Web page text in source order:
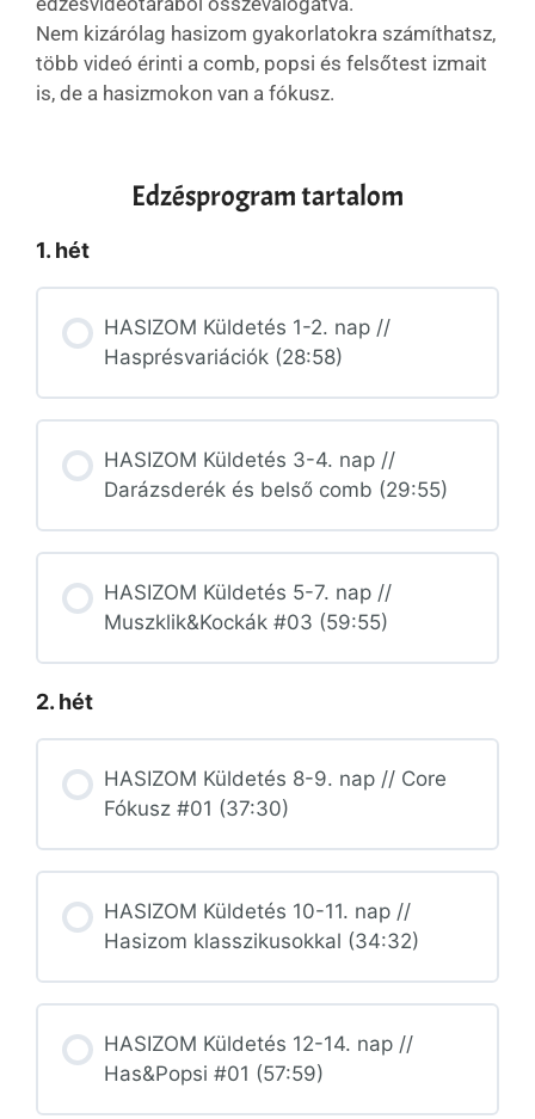
Nem kizárólag hasizom gyakorlatokra számíthatsz,
több videó érinti a comb, popsi és felsőtest izmait
is, de a hasizmokon van a fókusz.
Edzésprogram tartalom
1. hét
HASIZOM Küldetés 1-2. nap //
Hasprésvariációk (28:58)
HASIZOM Küldetés 3-4. nap //
Darázsderék és belső comb (29:55)
HASIZOM Küldetés 5-7. nap //
Muszklik&Kockák #03 (59:55)
2. hét
HASIZOM Küldetés 8-9. nap // Core
Fókusz #01 (37:30)
HASIZOM Küldetés 10-11. nap //
Hasizom klasszikusokkal (34:32)
HASIZOM Küldetés 12-14. nap //
Has&Popsi #01 (57:59)